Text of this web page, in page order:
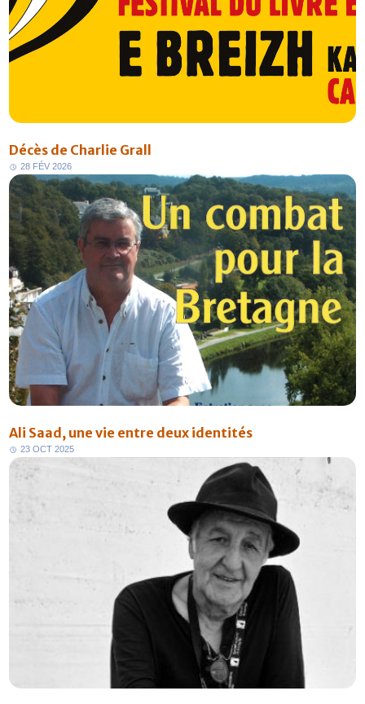
Décès de Charlie Grall
28 FÉV 2026
Ali Saad, une vie entre deux identités
23 OCT 2025